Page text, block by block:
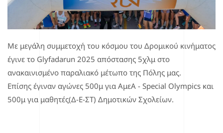
Με μεγάλη συμμετοχή του κόσμου του Δρομικού κινήματος
έγινε το Glyfadarun 2025 απόστασης 5χλμ στο
ανακαινισμένο παραλιακό μέτωπο της Πόλης μας.
Επίσης έγιναν αγώνες 500μ για ΑμεΑ - Special Olympics και
500μ για μαθητές(Δ-Ε-ΣΤ) Δημοτικών Σχολείων.